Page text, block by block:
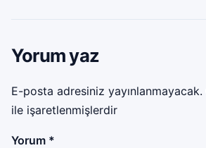
Yorum yaz
E-posta adresiniz yayınlanmayacak.
ile işaretlenmişlerdir
Yorum *